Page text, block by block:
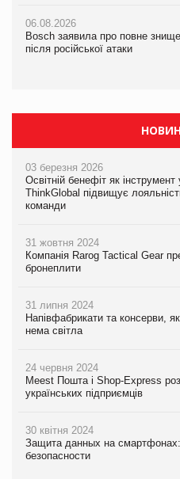
06.08.2026
Bosch заявила про повне
після російської атаки
новинки від ТМ ТОКЕРИ
Сергій Лісунов про
06.08.2026
Bosch заявила про повне
після російської атаки
03 березня 2026
Освітній бенефіт як
ThinkGlobal підвищує
команди
31 жовтня 2024
Компанія Rarog Tactical Gear
бронеплити
31 липня 2024
Напівфабрикати та консерви,
нема світла
24 червня 2024
Meest Пошта і Shop-Express
українських підприємців
30 квітня 2024
Защита данных на
безопасности